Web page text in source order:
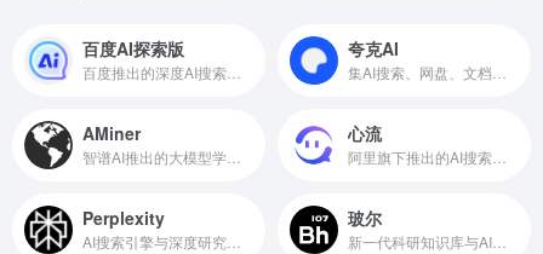
百度AI探索版 夸克AI
AMiner 心流
Perplexity 玻尔